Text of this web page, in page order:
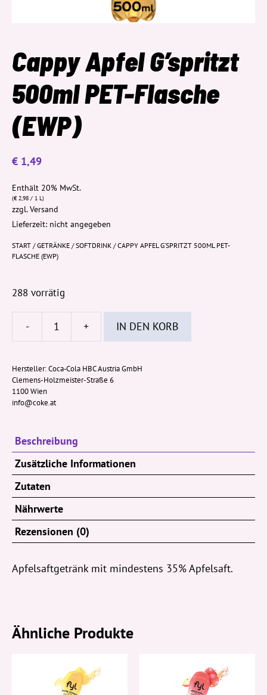
Cappy Apfel G’spritzt
500ml PET-Flasche
(EWP)
€ 1,49
Enthält 20% MwSt.
(€2,98 / 1 L)
zzgl.Versand
Lieferzeit: nicht angegeben
START /GETRÄNKE /SOFTDRINK / CAPPY APFEL G’SPRITZT 500ML PET-
FLASCHE (EWP)
288 vorrätig
-
Cappy
G'spritzt
500ml
+ IN DEN KORB
Hersteller:Coca‑Cola HBC Austria GmbH
Clemens-Holzmeister-Straße 6
1100 Wien
info@coke.at
Beschreibung
Zusätzliche Informationen
Zutaten
Nährwerte
Rezensionen (0)
Apfelsaftgetränk mit mindestens 35% Apfelsaft.
Ähnliche Produkte